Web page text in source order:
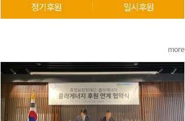
정기후원 일시후원
more